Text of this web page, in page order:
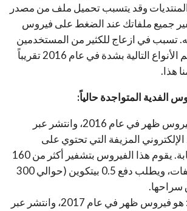
وقد يتسبب تحميل ملف من مصدر
جميع ملفاتك عند الضغط على فيروس
تسبب في ازعاج للكثير من المستخدمين
خاصة عندما فاجئتهم الأنواع التالية بشدة في عام 2016 تقريباً
هذا.
الفدية المتواجدة حالياً:
: هو فيروس ظهر في عام 2016، وانتشر عبر
المزيفة التي تحتوي على
مرفقات مصابة. يقوم هذا الفيروس بتشفير أكثر من 160
نوعًا من الملفات، ويطلب دفع 0.5 بيتكوين (حوالي 300
سراحها.
: هو فيروس ظهر في عام 2017، وانتشر عبر